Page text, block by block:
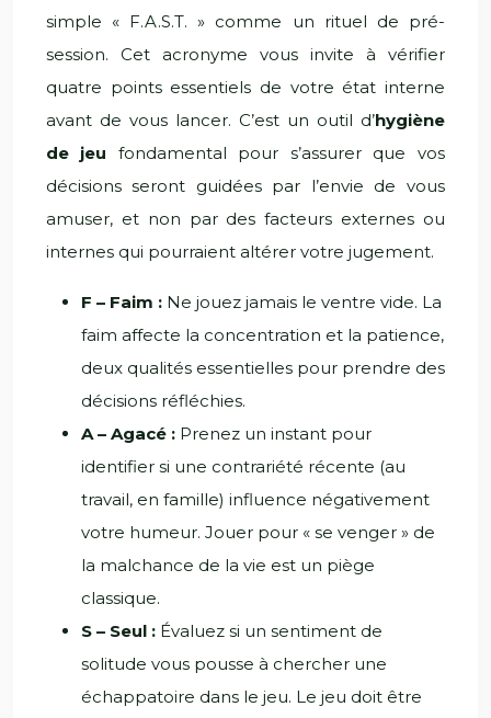
simple « F.A.S.T. » comme un rituel de pré-
session. Cet acronyme vous invite à vérifier
quatre points essentiels de votre état interne
avant de vous lancer. C’est un outil d’hygiène
de jeu fondamental pour s’assurer que vos
décisions seront guidées par l’envie de vous
amuser, et non par des facteurs externes ou
internes qui pourraient altérer votre jugement.
F – Faim : Ne jouez jamais le ventre vide. La
faim affecte la concentration et la patience,
deux qualités essentielles pour prendre des
décisions réfléchies.
A – Agacé : Prenez un instant pour
identifier si une contrariété récente (au
travail, en famille) influence négativement
votre humeur. Jouer pour « se venger » de
la malchance de la vie est un piège
classique.
S – Seul : Évaluez si un sentiment de
solitude vous pousse à chercher une
échappatoire dans le jeu. Le jeu doit être